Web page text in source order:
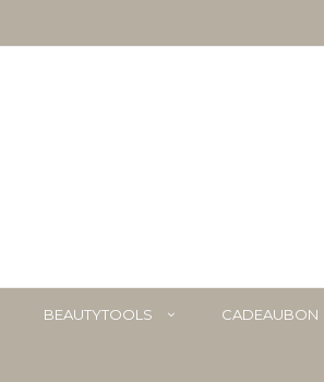
BEAUTYTOOLS CADEAUBON